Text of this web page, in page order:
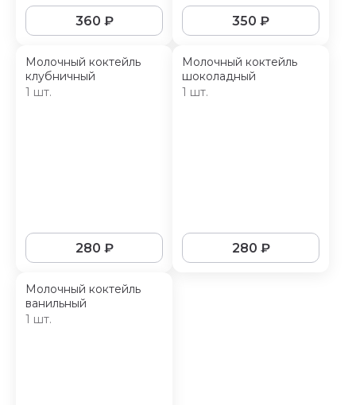
360 ₽ 350 ₽
Молочный коктейль
клубничный
1 шт.
280 ₽
Молочный коктейль
шоколадный
1 шт.
280 ₽
Молочный коктейль
ванильный
1 шт.